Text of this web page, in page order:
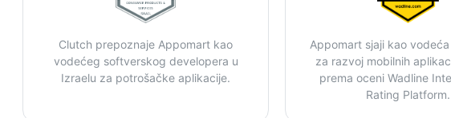
Clutch prepoznaje Appomart kao
vodećeg softverskog developera u
Izraelu za potrošačke aplikacije.
Appomart sjaji kao
za razvoj mobilnih
prema oceni Wadline
Rating Platform.